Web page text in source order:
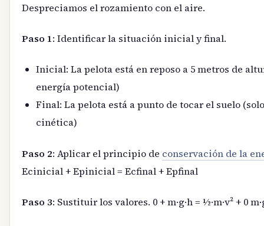
Despreciamos el rozamiento con el aire.
Paso 1: Identificar la situación inicial y final.
Inicial: La pelota está en reposo a 5 metros de
energía potencial)
Final: La pelota está a punto de tocar el suelo
cinética)
Paso 2: Aplicar el principio de conservación de la
Ecinicial + Epinicial = Ecfinal + Epfinal
Paso 3: Sustituir los valores. 0 + m·g·h = ½·m·v² + 0